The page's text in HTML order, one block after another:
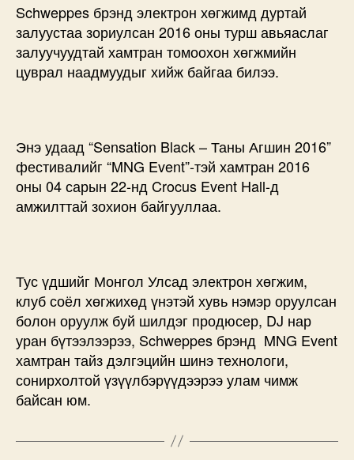
Schweppes брэнд электрон хөгжимд дуртай
залуустаа зориулсан 2016 оны турш авьяаслаг
залуучуудтай хамтран томоохон хөгжмийн
цуврал наадмуудыг хийж байгаа билээ.
Энэ удаад “Sensation Black – Таны Агшин 2016”
фестивалийг “MNG Event”-тэй хамтран 2016
оны 04 сарын 22-нд Crocus Event Hall-д
амжилттай зохион байгууллаа.
Тус үдшийг Монгол Улсад электрон хөгжим,
клуб соёл хөгжихөд үнэтэй хувь нэмэр оруулсан
болон оруулж буй шилдэг продюсер, DJ нар
уран бүтээлээрээ, Schweppes брэнд MNG Event
хамтран тайз дэлгэцийн шинэ технологи,
сонирхолтой үзүүлбэрүүдээрээ улам чимж
байсан юм.